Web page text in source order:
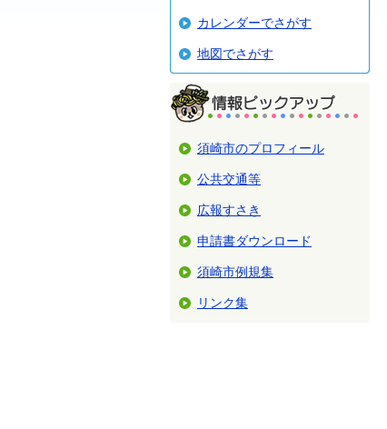
カレンダーでさがす
地図でさがす
須崎市のプロフィール
公共交通等
広報すさき
申請書ダウンロード
須崎市例規集
リンク集